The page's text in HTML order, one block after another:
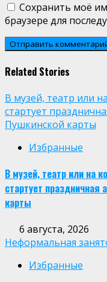
Сохранить моё
браузере для
Related Stories
В музей, театр или
стартует
Пушкинской карты
Избранные
В музей, театр или на
стартует
карты
6 августа, 2026
Неформальная
Избранные